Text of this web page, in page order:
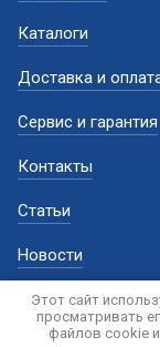
Каталоги
Доставка и
Сервис и гарантия
Контакты
Статьи
Новости
Этот сайт
просматривать
файлов cookie